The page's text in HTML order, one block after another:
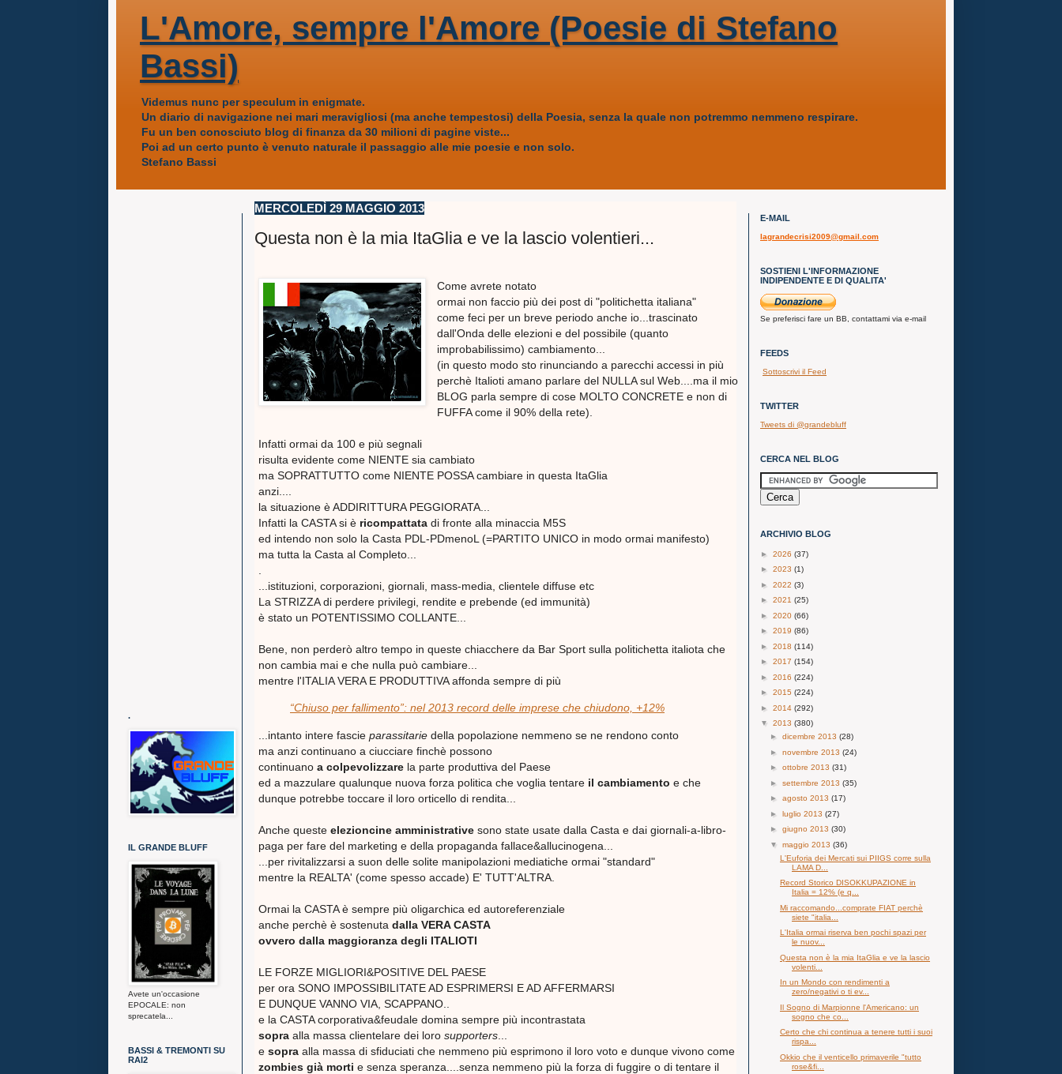
L'Amore, sempre l'Amore (Poesie di Stefano
Bassi)
Videmus nunc per speculum in enigmate.
Un diario di navigazione nei mari meravigliosi (ma anche tempestosi) della Poesia, senza la quale non potremmo nemmeno respirare.
Fu un ben conosciuto blog di finanza da 30 milioni di pagine viste...
Poi ad un certo punto è venuto naturale il passaggio alle mie poesie e non solo.
Stefano Bassi
MERCOLEDÌ 29 MAGGIO 2013
Questa non è la mia ItaGlia e ve la lascio volentieri...
Come avrete notato
ormai non faccio più dei post di "politichetta italiana"
come feci per un breve periodo anche io...trascinato
dall'Onda delle elezioni e del possibile (quanto
improbabilissimo) cambiamento...
(in questo modo sto rinunciando a parecchi accessi in più
perchè Italioti amano parlare del NULLA sul Web....ma il mio
BLOG parla sempre di cose MOLTO CONCRETE e non di
FUFFA come il 90% della rete).
Infatti ormai da 100 e più segnali
risulta evidente come NIENTE sia cambiato
ma SOPRATTUTTO come NIENTE POSSA cambiare in questa ItaGlia
anzi....
la situazione è ADDIRITTURA PEGGIORATA...
Infatti la CASTA si è ricompattata di fronte alla minaccia M5S
ed intendo non solo la Casta PDL-PDmenoL (=PARTITO UNICO in modo ormai manifesto)
ma tutta la Casta al Completo...
...istituzioni, corporazioni, giornali, mass-media, clientele diffuse etc
La STRIZZA di perdere privilegi, rendite e prebende (ed immunità)
è stato un POTENTISSIMO COLLANTE...
Bene, non perderò altro tempo in queste chiacchere da Bar Sport sulla politichetta italiota che
non cambia mai e che nulla può cambiare...
mentre l'ITALIA VERA E PRODUTTIVA affonda sempre di più
“Chiuso per fallimento”: nel 2013 record delle imprese che chiudono, +12%
...intanto intere fascie parassitarie della popolazione nemmeno se ne rendono conto
ma anzi continuano a ciucciare finchè possono
continuano a colpevolizzare la parte produttiva del Paese
ed a mazzulare qualunque nuova forza politica che voglia tentare il cambiamento e che
dunque potrebbe toccare il loro orticello di rendita...
Anche queste elezioncine amministrative sono state usate dalla Casta e dai giornali-a-libro-
paga per fare del marketing e della propaganda fallace&allucinogena...
...per rivitalizzarsi a suon delle solite manipolazioni mediatiche ormai "standard"
mentre la REALTA' (come spesso accade) E' TUTT'ALTRA.
Ormai la CASTA è sempre più oligarchica ed autoreferenziale
anche perchè è sostenuta dalla VERA CASTA
ovvero dalla maggioranza degli ITALIOTI
LE FORZE MIGLIORI&POSITIVE DEL PAESE
per ora SONO IMPOSSIBILITATE AD ESPRIMERSI E AD AFFERMARSI
E DUNQUE VANNO VIA, SCAPPANO..
e la CASTA corporativa&feudale domina sempre più incontrastata
sopra alla massa clientelare dei loro supporters
e sopra alla massa di sfiduciati che nemmeno più esprimono il loro voto e dunque vivono come
zombies già morti e senza speranza....senza nemmeno più la forza di fuggire o di tentare il
.
IL GRANDE BLUFF
Avete un'occasione
EPOCALE: non
sprecatela...
BASSI & TREMONTI SU
RAI2
E-MAIL
lagrandecrisi2009@gmail.com
SOSTIENI L'INFORMAZIONE
INDIPENDENTE E DI QUALITA'
Se preferisci fare un BB, contattami via e-mail
FEEDS
Sottoscrivi il Feed
TWITTER
Tweets di @grandebluff
CERCA NEL BLOG
ARCHIVIO BLOG
► 2026 (37)
► 2023 (1)
► 2022 (3)
► 2021 (25)
► 2020 (66)
► 2019 (86)
► 2018 (114)
► 2017 (154)
► 2016 (224)
► 2015 (224)
► 2014 (292)
▼ 2013 (380)
► dicembre 2013 (28)
► novembre 2013 (24)
► ottobre 2013 (31)
► settembre 2013 (35)
► agosto 2013 (17)
► luglio 2013 (27)
► giugno 2013 (30)
▼ maggio 2013 (36)
L'Euforia dei Mercati sui PIIGS corre sulla
LAMA D...
Record Storico DISOKKUPAZIONE in
Italia = 12% (e q...
Mi raccomando...comprate FIAT perchè
siete "italia...
L'Italia ormai riserva ben pochi spazi per
le nuov...
Questa non è la mia ItaGlia e ve la lascio
volenti...
In un Mondo con rendimenti a
zero/negativi o ti ev...
Il Sogno di Marpionne l'Americano: un
sogno che co...
Certo che chi continua a tenere tutti i suoi
rispa...
Okkio che il venticello primaverile "tutto
rose&fi...